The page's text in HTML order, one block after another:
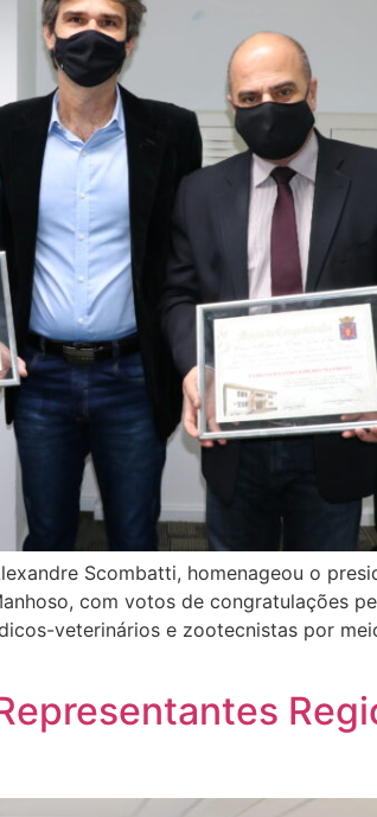
Scombatti, homenageou o
com votos de congratulações
veterinários e zootecnistas por